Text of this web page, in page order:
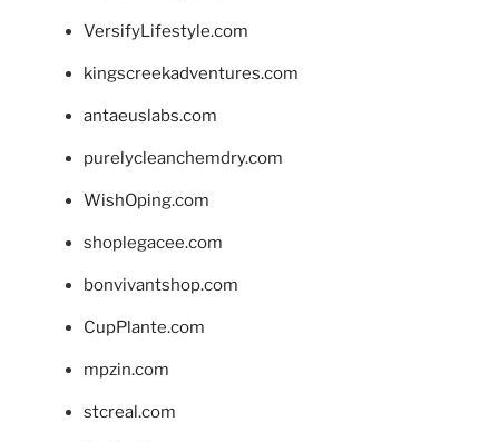
VersifyLifestyle.com
kingscreekadventures.com
antaeuslabs.com
purelycleanchemdry.com
WishOping.com
shoplegacee.com
bonvivantshop.com
CupPlante.com
mpzin.com
stcreal.com